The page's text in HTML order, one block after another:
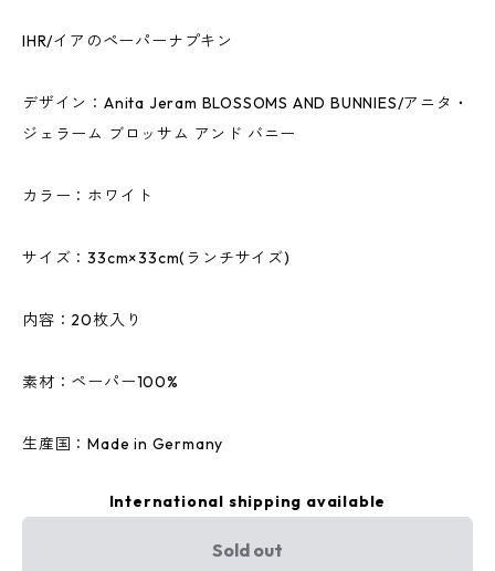
IHR/イアのペーパーナプキン
デザイン：Anita Jeram BLOSSOMS AND BUNNIES/アニタ・
ジェラーム ブロッサム アンド バニー
カラー：ホワイト
サイズ：33cm×33cm(ランチサイズ)
内容：20枚入り
素材：ペーパー100%
生産国：Made in Germany
International shipping available
Sold out